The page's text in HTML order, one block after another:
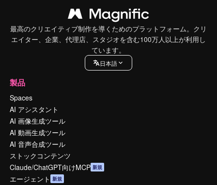
最高のクリエイティブ制作を導くためのプラットフォーム。クリ
エイター、企業、代理店、スタジオを含む100万人以上が利用し
ています。
日本語
製品
Spaces
AI アシスタント
AI 画像生成ツール
AI 動画生成ツール
AI 音声合成ツール
ストックコンテンツ
Claude/ChatGPT向けMCP 新規
エージェント 新規